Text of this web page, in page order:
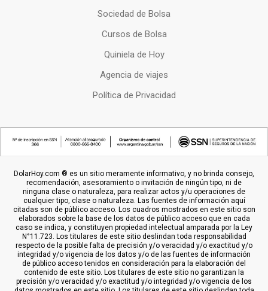
Sociedad de Bolsa
Cursos de Bolsa
Quiniela de Hoy
Agencia de viajes
Política de Privacidad
DolarHoy.com ® es un sitio meramente informativo, y no brinda consejo,
recomendación, asesoramiento o invitación de ningún tipo, ni de
ninguna clase o naturaleza, para realizar actos y/u operaciones de
cualquier tipo, clase o naturaleza. Las fuentes de información aquí
citadas son de público acceso. Los cuadros mostrados en este sitio son
elaborados sobre la base de los datos de público acceso que en cada
caso se indica, y constituyen propiedad intelectual amparada por la Ley
N°11.723. Los titulares de este sitio deslindan toda responsabilidad
respecto de la posible falta de precisión y/o veracidad y/o exactitud y/o
integridad y/o vigencia de los datos y/o de las fuentes de información
de público acceso tenidos en consideración para la elaboración del
contenido de este sitio. Los titulares de este sitio no garantizan la
precisión y/o veracidad y/o exactitud y/o integridad y/o vigencia de los